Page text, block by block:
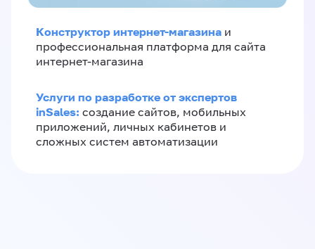
Конструктор интернет-магазина и
профессиональная платформа для сайта
интернет-магазина
Услуги по разработке от экспертов
inSales: создание сайтов, мобильных
приложений, личных кабинетов и
сложных систем автоматизации